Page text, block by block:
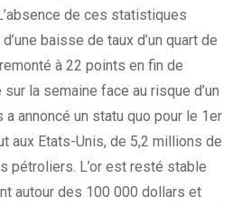
de ces statistiques
baisse de taux d’un quart de
à 22 points en fin de
la semaine face au risque d’un
annoncé un statu quo pour le 1er
aux Etats-Unis, de 5,2 millions de
pétroliers. L’or est resté stable
autour des 100 000 dollars et